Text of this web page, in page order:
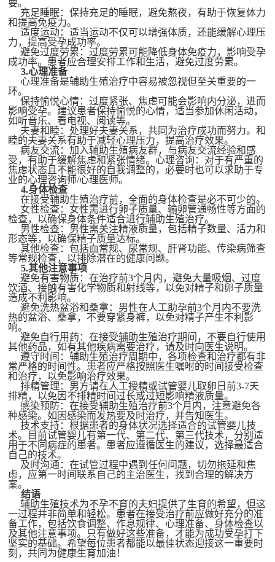
关于我们
科普合作
联系我们
广告服务
加入我们
要。
充足睡眠：保持充足的睡眠，避免熬夜，有助于恢复体力
和提高免疫力。
适度运动：适当运动不仅可以增强体质，还能缓解心理压
力，提高受孕成功率。
避免过度劳累：过度劳累可能降低身体免疫力，影响受孕
成功率。患者应合理安排工作和生活，避免过度劳累。
3.心理准备
心理准备是辅助生殖治疗中容易被忽视但至关重要的一
环。
保持愉悦心情：过度紧张、焦虑可能会影响内分泌，进而
影响受孕。建议患者保持愉悦的心情，适当参加休闲活动，
如听音乐、看电视、阅读等。
夫妻和睦：处理好夫妻关系，共同为治疗成功而努力。和
睦的夫妻关系有助于减轻心理压力，提高治疗效果。
病友交流：加入辅助生殖病友群，与病友交流经验和感
受，有助于缓解焦虑和紧张情绪。 心理咨询：对于有严重的
焦虑状态且不能很好的自我调整的，必要时也可以求助于专
业的心理咨询师/心理医师。
4.身体检查
在接受辅助生殖治疗前，全面的身体检查是必不可少的。
女性检查：女性需进行卵子质量、输卵管通畅性等方面的
检查，以确保身体条件适合进行辅助生殖治疗。
男性检查：男性需关注精液质量，包括精子数量、活力和
形态等，以确保精子质量达标。
其他检查：包括血常规、尿常规、肝肾功能、传染病筛查
等常规检查，以排除潜在的健康问题。
5.其他注意事项
避免有害物质：在治疗前3个月内，避免大量吸烟、过度
饮酒、接触有害化学物质和射线等，以免对精子和卵子质量
造成不利影响。
避免洗热盆浴和桑拿：男性在人工助孕前3个月内不要洗
热的盆浴、桑拿，不要穿紧身裤，以免对精子产生不利影
响。
避免自行用药：在接受辅助生殖治疗期间，不要自行使用
其他药品，如有其他疾病需要治疗，请及时向医生说明。
遵守时间：辅助生殖治疗周期中，各项检查和治疗都有非
常严格的时间性。患者应严格按照医生嘱咐的时间接受检查
和治疗，以免影响治疗效果。
排精管理：男方请在人工授精或试管婴儿取卵日前3-7天
排精，以免因不排精时间过长或过短影响精液质量。
感染预防：在接受辅助生殖治疗前3个月内，注意避免各
种感染。如因感染而发热要及时治疗，并告知医生。
技术支持：根据患者的身体状况选择适合的试管婴儿技
术。目前试管婴儿有第一代、第二代、第三代技术，分别适
用于不同病症的患者。患者应遵循医生的建议，选择最适合
自己的技术。
及时沟通：在试管过程中遇到任何问题，切勿拖延和焦
虑，应第一时间联系自己的主治医生，找到合理的解决方
案。
结语
辅助生殖技术为不孕不育的夫妇提供了生育的希望，但这
一过程并非简单和轻松。患者在接受治疗前应做好充分的准
备工作，包括饮食调整、作息规律、心理准备、身体检查以
及其他注意事项。只有做好这些准备，才能为成功受孕打下
坚实的基础。希望每位患者都能以最佳状态迎接这一重要时
刻，共同为健康生育加油！